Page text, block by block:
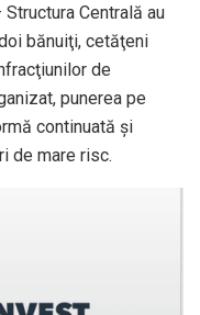
Structura Centrală au
bănuiţi, cetăţeni
de
punerea pe
continuată şi
de mare risc.